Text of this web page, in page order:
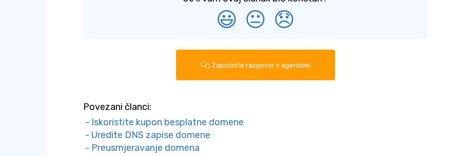
😃 😐 😞
Započnite razgovor s agentom
Povezani članci:
- Iskoristite kupon besplatne domene
- Uredite DNS zapise domene
- Preusmjeravanje domena